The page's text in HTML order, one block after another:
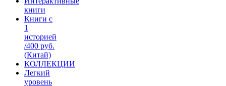
книги
Книги с
1
историей
/400 руб.
(Китай)
КОЛЛЕКЦИИ
Легкий
уровень